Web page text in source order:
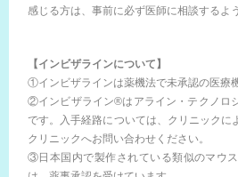
感じる方は、事前に必ず医師に相談するよ
【インビザラインについて】
①インビザラインは薬機法で未承認の医療
②インビザライン®はアライン・テクノロ
です。入手経路については、クリニックに
クリニックへお問い合わせください。
③日本国内で製作されている類似のマウ